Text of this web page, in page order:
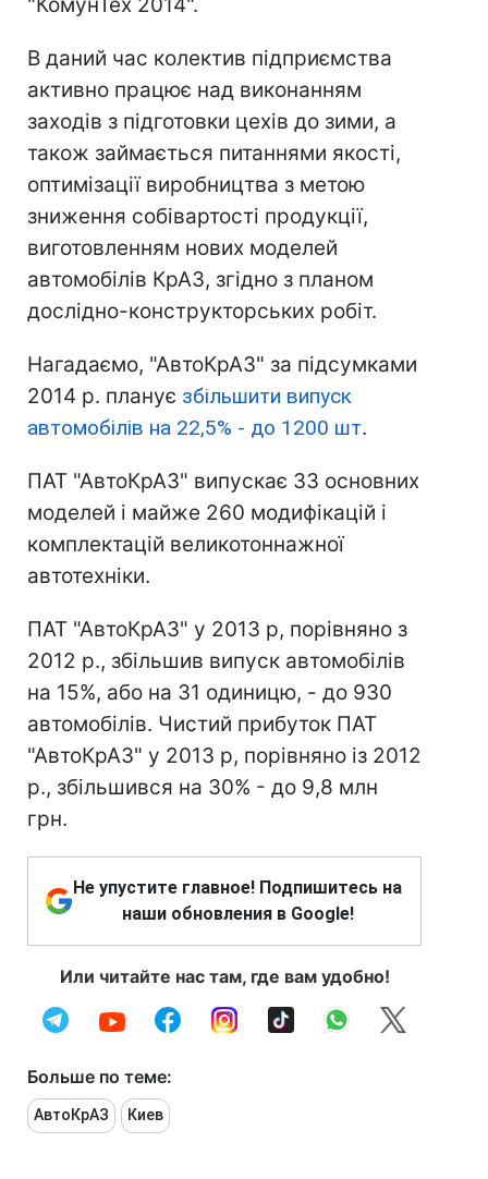
"КомунТех 2014".
В даний час колектив підприємства
активно працює над виконанням
заходів з підготовки цехів до зими, а
також займається питаннями якості,
оптимізації виробництва з метою
зниження собівартості продукції,
виготовленням нових моделей
автомобілів КрАЗ, згідно з планом
дослідно-конструкторських робіт.
Нагадаємо, "АвтоКрАЗ" за підсумками
2014 р. планує збільшити випуск
автомобілів на 22,5% - до 1200 шт.
ПАТ "АвтоКрАЗ" випускає 33 основних
моделей і майже 260 модифікацій і
комплектацій великотоннажної
автотехніки.
ПАТ "АвтоКрАЗ" у 2013 р, порівняно з
2012 р., збільшив випуск автомобілів
на 15%, або на 31 одиницю, - до 930
автомобілів. Чистий прибуток ПАТ
"АвтоКрАЗ" у 2013 р, порівняно із 2012
р., збільшився на 30% - до 9,8 млн
грн.
Не упустите главное! Подпишитесь на
наши обновления в Google!
Или читайте нас там, где вам удобно!
Больше по теме:
АвтоКрАЗ Киев